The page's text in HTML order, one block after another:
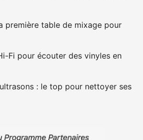
première table de mixage pour
Fi pour écouter des vinyles en
: le top pour nettoyer ses